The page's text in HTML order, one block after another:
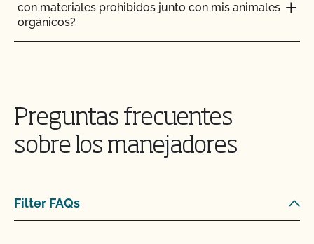
H4.0 Prácticas orgánicas
con materiales prohibidos junto con mis animales
orgánicos?
¿Puedo vender un animal lechero orgánico como
animal de abasto?
¿Puedo transferir paquetes entre operaciones
Preguntas frecuentes
sobre los manejadores
Filter FAQs